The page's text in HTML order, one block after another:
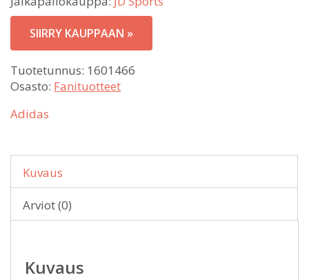
SIIRRY KAUPPAAN »
Tuotetunnus: 1601466
Osasto: Fanituotteet
Adidas
Kuvaus
Arviot (0)
Kuvaus